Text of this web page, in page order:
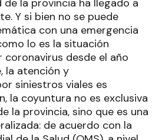
la provincia ha llegado a
Y si bien no se puede
con una emergencia
lo es la situación
desde el año
la atención y
siniestros viales es
la coyuntura no es exclusiva
la provincia, sino que es una
de acuerdo con la